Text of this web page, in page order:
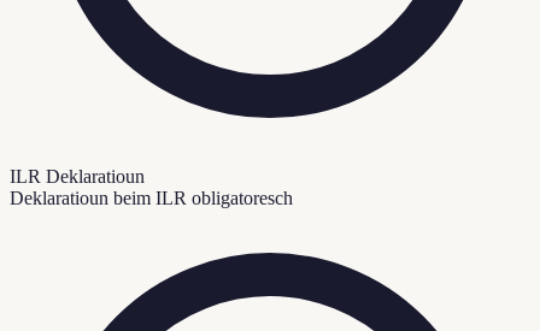
ILR Deklaratioun
Deklaratioun beim ILR obligatoresch